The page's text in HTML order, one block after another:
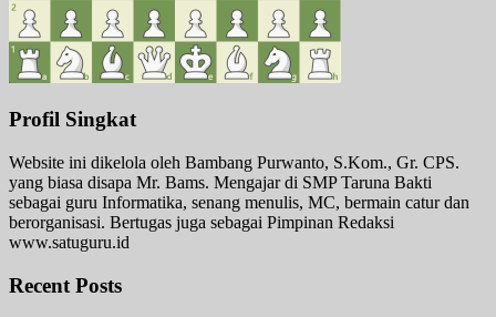
Profil Singkat
Website ini dikelola oleh Bambang Purwanto, S.Kom., Gr. CPS.
yang biasa disapa Mr. Bams. Mengajar di SMP Taruna Bakti
sebagai guru Informatika, senang menulis, MC, bermain catur dan
berorganisasi. Bertugas juga sebagai Pimpinan Redaksi
www.satuguru.id
Recent Posts